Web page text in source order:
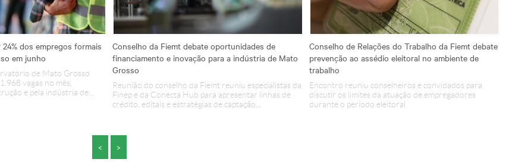
dos empregos formais
em junho
de Mato Grosso
vagas no mês,
e pela indústria de...
Conselho da Fiemt debate oportunidades de
financiamento e inovação para a indústria de Mato
Grosso
Reunião do conselho da Fiemt reuniu especialistas da
Finep e da Conecta Hub para apresentar linhas de
crédito, editais e estratégias de captação...
Conselho de Relações do Trabalho da Fiemt debate
prevenção ao assédio eleitoral no ambiente de
trabalho
Encontro reuniu conselheiros e convidados para
discutir os limites da atuação de empregadores
durante o período eleitoral
< >